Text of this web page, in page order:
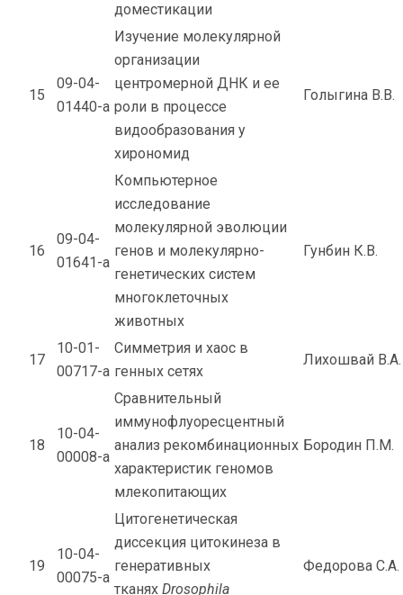
доместикации
15
09-04-
01440-а
Изучение молекулярной
организации
центромерной ДНК и ее
роли в процессе
видообразования у
хирономид
Голыгина В.В.
16
09-04-
01641-а
Компьютерное
исследование
молекулярной эволюции
генов и молекулярно-
генетических систем
многоклеточных
животных
Гунбин К.В.
17
10-01-
00717-а
Симметрия и хаос в
генных сетях
Лихошвай В.А.
18
10-04-
00008-а
Сравнительный
иммунофлуоресцентный
анализ рекомбинационных
характеристик геномов
млекопитающих
Бородин П.М.
19
10-04-
00075-а
Цитогенетическая
диссекция цитокинеза в
генеративных
тканях Drosophila
Федорова С.А.